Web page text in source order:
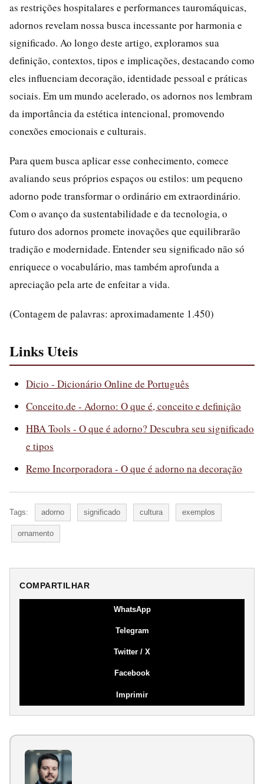
as restrições hospitalares e performances tauromáquicas,
adornos revelam nossa busca incessante por harmonia e
significado. Ao longo deste artigo, exploramos sua
definição, contextos, tipos e implicações, destacando como
eles influenciam decoração, identidade pessoal e práticas
sociais. Em um mundo acelerado, os adornos nos lembram
da importância da estética intencional, promovendo
conexões emocionais e culturais.
Para quem busca aplicar esse conhecimento, comece
avaliando seus próprios espaços ou estilos: um pequeno
adorno pode transformar o ordinário em extraordinário.
Com o avanço da sustentabilidade e da tecnologia, o
futuro dos adornos promete inovações que equilibrarão
tradição e modernidade. Entender seu significado não só
enriquece o vocabulário, mas também aprofunda a
apreciação pela arte de enfeitar a vida.
(Contagem de palavras: aproximadamente 1.450)
Links Uteis
Dicio - Dicionário Online de Português
Conceito.de - Adorno: O que é, conceito e definição
HBA Tools - O que é adorno? Descubra seu significado
e tipos
Remo Incorporadora - O que é adorno na decoração
Tags: adorno significado cultura exemplos
ornamento
COMPARTILHAR
WhatsApp
Telegram
Twitter / X
Facebook
Imprimir